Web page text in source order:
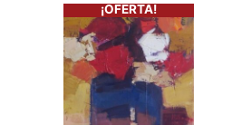
¡OFERTA!